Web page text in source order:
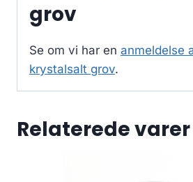
grov
Se om vi har en anmeldelse
krystalsalt grov.
Relaterede varer